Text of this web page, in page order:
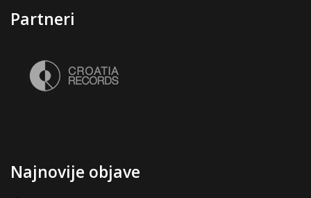
Partneri
Najnovije objave